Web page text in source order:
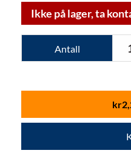
Ikke på lager, ta
Antall
kr